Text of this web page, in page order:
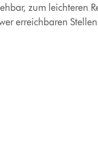
zum leichteren
erreichbaren